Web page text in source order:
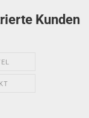
Kunden